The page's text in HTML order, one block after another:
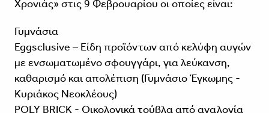
Χρονιάς» στις 9 Φεβρουαρίου οι οποίες είναι:
Γυμνάσια
Eggsclusive – Είδη προϊόντων από κελύφη αυγών
με ενσωματωμένο σφουγγάρι, για λεύκανση,
καθαρισμό και απολέπιση (Γυμνάσιο Έγκωμης -
Κυριάκος Νεοκλέους)
POLY BRICK - Οικολογικά τούβλα από αναλογία